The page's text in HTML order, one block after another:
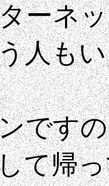
ーネ
人も
です
て帰